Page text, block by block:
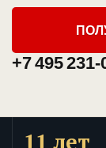
+7 495 231-
11 лет